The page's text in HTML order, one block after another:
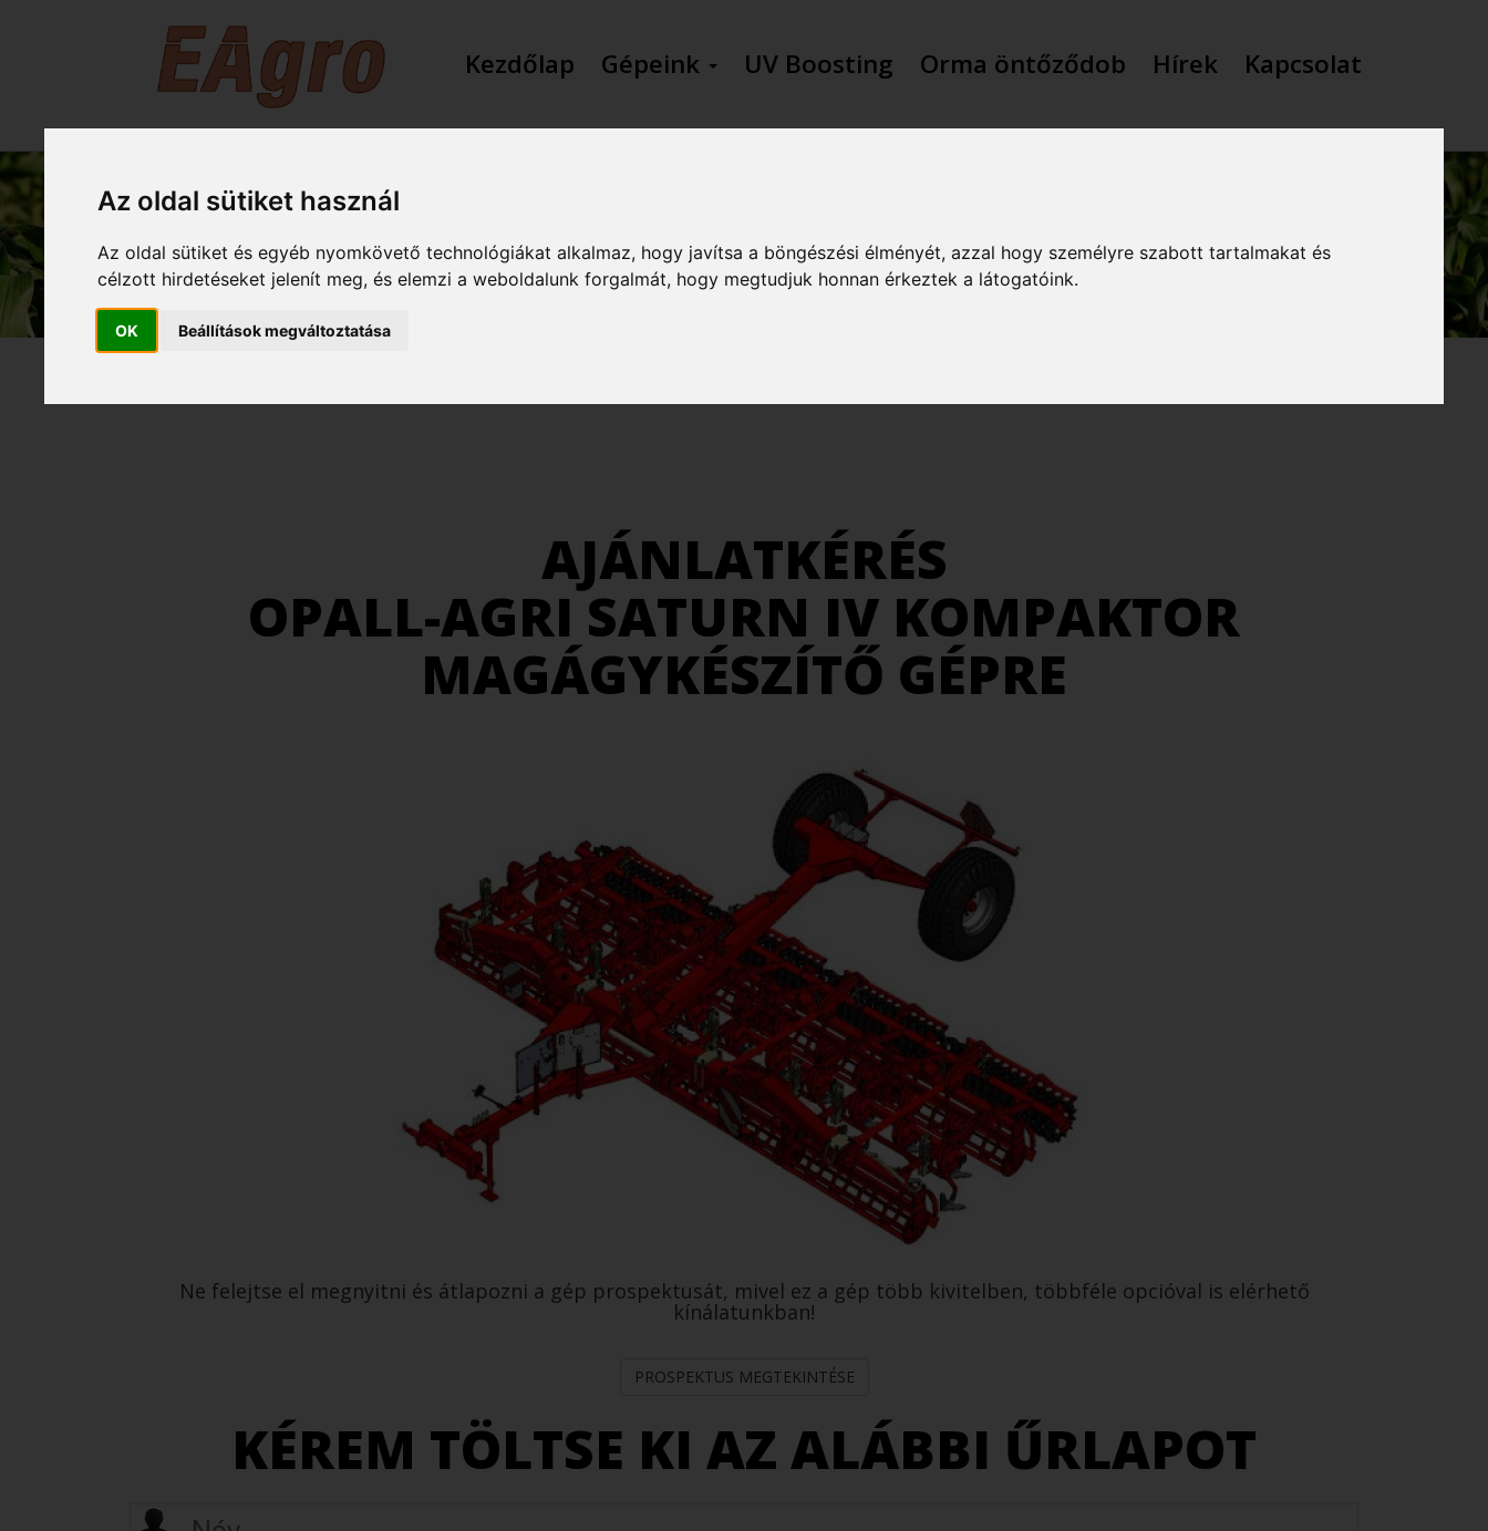
Az oldal sütiket használ
Az oldal sütiket és egyéb nyomkövető technológiákat alkalmaz, hogy javítsa a böngészési élményét, azzal hogy személyre szabott tartalmakat és
célzott hirdetéseket jelenít meg, és elemzi a weboldalunk forgalmát, hogy megtudjuk honnan érkeztek a látogatóink.
OK Beállítások megváltoztatása
Kezdőlap Gépeink UV Boosting Orma öntőződob Hírek Kapcsolat
KAPCSOLAT
AJÁNLATKÉRÉS
OPALL-AGRI SATURN IV KOMPAKTOR
MAGÁGYKÉSZÍTŐ GÉPRE
Ne felejtse el megnyitni és átlapozni a gép prospektusát, mivel ez a gép több kivitelben, többféle opcióval is elérhető
kínálatunkban!
PROSPEKTUS MEGTEKINTÉSE
KÉREM TÖLTSE KI AZ ALÁBBI ŰRLAPOT